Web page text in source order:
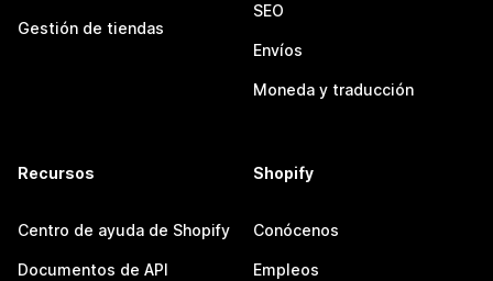
Gestión de tiendas
SEO
Envíos
Moneda y traducción
Recursos
Centro de ayuda de Shopify
Documentos de API
Shopify
Conócenos
Empleos